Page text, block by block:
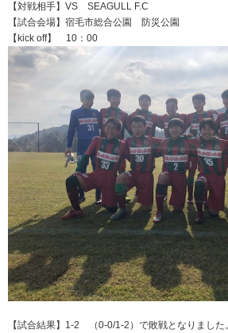
【対戦相手】VS SEAGULL F.C
【試合会場】宿毛市総合公園 防災公園
【kick off】 10：00
【試合結果】1-2 （0-0/1-2）で敗戦となりました